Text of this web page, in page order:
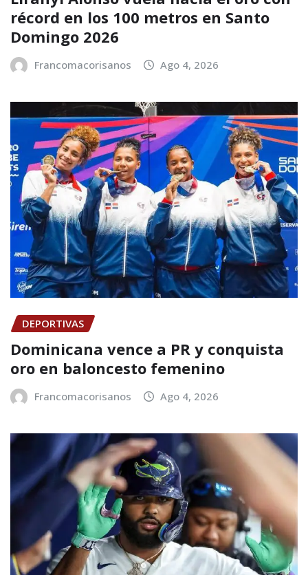
récord en los 100 metros en Santo
Domingo 2026
Francomacorisanos Ago 4, 2026
DEPORTIVAS
Dominicana vence a PR y conquista
oro en baloncesto femenino
Francomacorisanos Ago 4, 2026